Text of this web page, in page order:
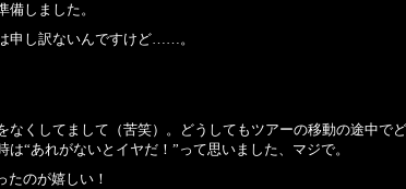
備しました。
申し訳ないんですけど……。
なくしてまして（苦笑）。どうしてもツアーの移動の途中で
“あれがないとイヤだ！”って思いました、マジで。
たのが嬉しい！